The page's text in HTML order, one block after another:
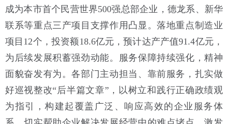
成为本市首个民营世界500强总部企业，德龙系、新华
联系等重点三产项目支撑作用凸显。落地重点制造业
项目12个，投资额18.6亿元，预计达产产值91.4亿元，
为后续发展积蓄强劲动能。服务保障持续强化，精神
面貌奋发有为。各部门主动担当、靠前服务，扎实做
好巡视整改“后半篇文章”，以树立和践行正确政绩观
为指引，构建起覆盖广泛、响应高效的企业服务体